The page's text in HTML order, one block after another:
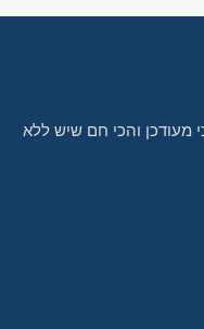
והכי חם שיש ללא